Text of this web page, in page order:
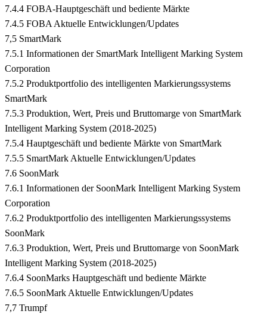
7.4.4 FOBA-Hauptgeschäft und bediente Märkte
7.4.5 FOBA Aktuelle Entwicklungen/Updates
7,5 SmartMark
7.5.1 Informationen der SmartMark Intelligent Marking System
Corporation
7.5.2 Produktportfolio des intelligenten Markierungssystems
SmartMark
7.5.3 Produktion, Wert, Preis und Bruttomarge von SmartMark
Intelligent Marking System (2018-2025)
7.5.4 Hauptgeschäft und bediente Märkte von SmartMark
7.5.5 SmartMark Aktuelle Entwicklungen/Updates
7.6 SoonMark
7.6.1 Informationen der SoonMark Intelligent Marking System
Corporation
7.6.2 Produktportfolio des intelligenten Markierungssystems
SoonMark
7.6.3 Produktion, Wert, Preis und Bruttomarge von SoonMark
Intelligent Marking System (2018-2025)
7.6.4 SoonMarks Hauptgeschäft und bediente Märkte
7.6.5 SoonMark Aktuelle Entwicklungen/Updates
7,7 Trumpf